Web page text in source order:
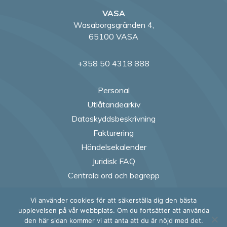
VASA
Wasaborgsgränden 4,
65100 VASA
+358 50 4318 888
Personal
Utlåtandearkiv
Dataskyddsbeskrivning
Fakturering
Händelsekalender
Juridisk FAQ
Centrala ord och begrepp
Follow us on
Follow us on
Follow
Vi använder cookies för att säkerställa dig den bästa
upplevelsen på vår webbplats. Om du fortsätter att använda
den här sidan kommer vi att anta att du är nöjd med det.